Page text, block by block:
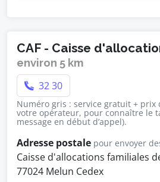
CAF - Caisse
environ 5 km
32 30
Numéro gris : service gratuit + prix
votre opérateur, pour connaître le
message en début d’appel).
Adresse postale pour envoyer
Caisse d'allocations familiales
77024 Melun Cedex